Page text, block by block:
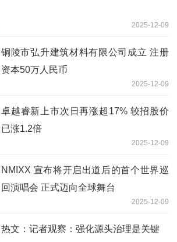
2025-12-09
铜陵市弘升建筑材料有限公司成立 注册
资本50万人民币
2025-12-09
卓越睿新上市次日再涨超17% 较招股价
已涨1.2倍
2025-12-09
NMIXX 宣布将开启出道后的首个世界巡
回演唱会 正式迈向全球舞台
2025-12-09
热文：记者观察：强化源头治理是关键